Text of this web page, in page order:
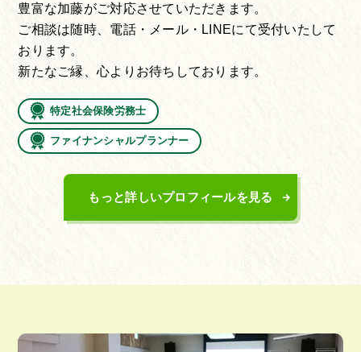
豊富な加藤がご対応させていただきます。
ご相談は随時、電話・メール・LINEにて受付いたして
おります。
新たなご縁、心よりお待ちしております。
特定社会保険労務士
ファイナンシャルプランナー
もっと詳しいプロフィールを見る